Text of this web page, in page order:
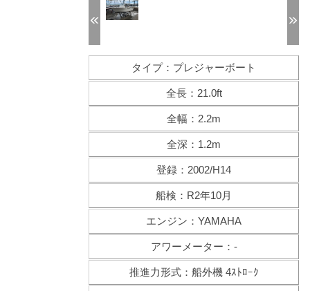
タイプ：プレジャーボート
全長：21.0ft
全幅：2.2m
全深：1.2m
登録：2002/H14
船検：R2年10月
エンジン：YAMAHA
アワーメーター：-
推進力形式：船外機 4ｽﾄﾛｰｸ